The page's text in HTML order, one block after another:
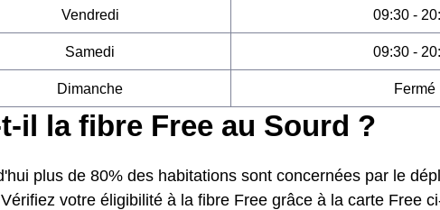
Vendredi 09:30 -
Samedi 09:30 -
Dimanche Fermé
il la fibre Free au Sourd ?
plus de 80% des habitations sont concernées par le
votre éligibilité à la fibre Free grâce à la carte Free